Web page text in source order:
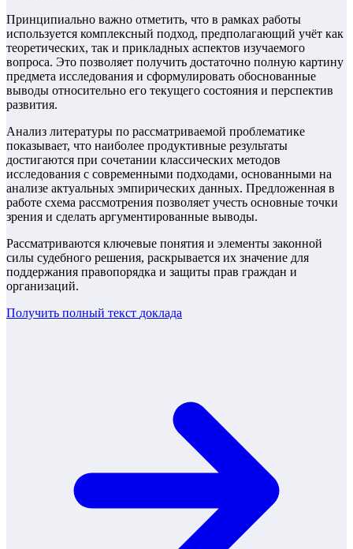
Принципиально важно отметить, что в рамках работы
используется комплексный подход, предполагающий учёт как
теоретических, так и прикладных аспектов изучаемого
вопроса. Это позволяет получить достаточно полную картину
предмета исследования и сформулировать обоснованные
выводы относительно его текущего состояния и перспектив
развития.
Анализ литературы по рассматриваемой проблематике
показывает, что наиболее продуктивные результаты
достигаются при сочетании классических методов
исследования с современными подходами, основанными на
анализе актуальных эмпирических данных. Предложенная в
работе схема рассмотрения позволяет учесть основные точки
зрения и сделать аргументированные выводы.
Рассматриваются ключевые понятия и элементы законной
силы судебного решения, раскрывается их значение для
поддержания правопорядка и защиты прав граждан и
организаций.
Получить полный текст доклада